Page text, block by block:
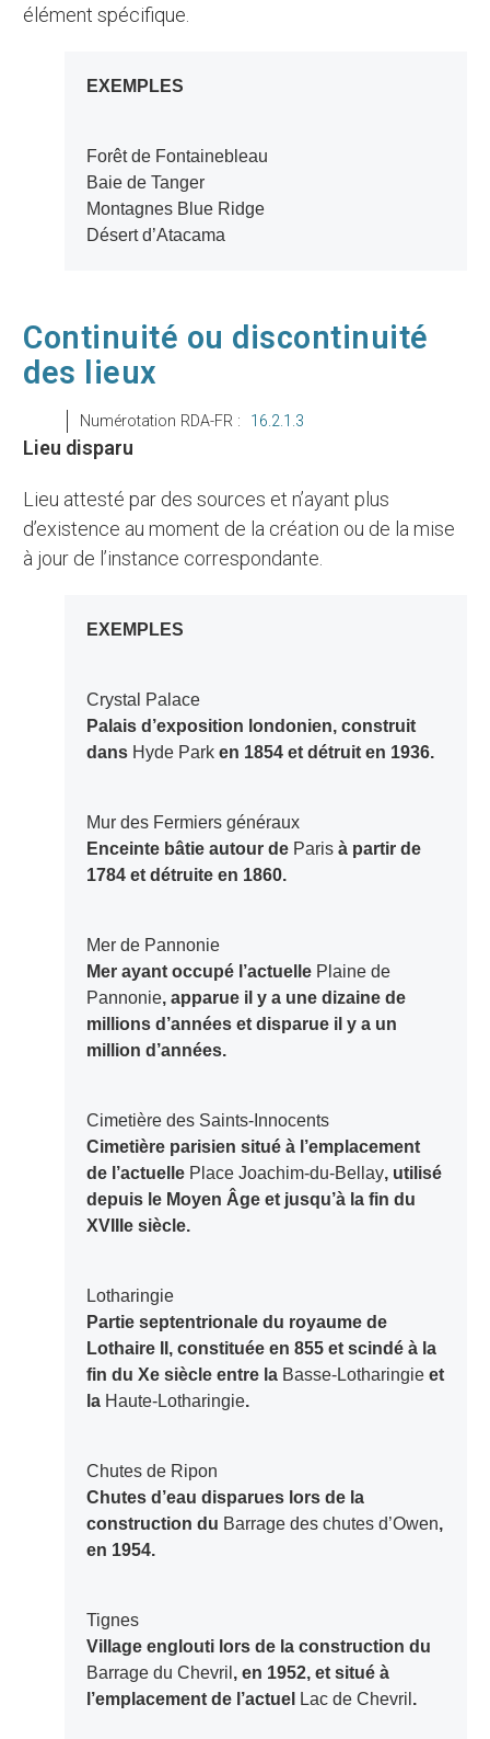
élément spécifique.
EXEMPLES
Forêt de Fontainebleau
Baie de Tanger
Montagnes Blue Ridge
Désert d’Atacama
Continuité ou discontinuité
des lieux
Numérotation RDA-FR : 16.2.1.3
Lieu disparu
Lieu attesté par des sources et n’ayant plus
d’existence au moment de la création ou de la mise
à jour de l’instance correspondante.
EXEMPLES
Crystal Palace
Palais d’exposition londonien, construit
dans Hyde Parken 1854 et détruit en 1936.
Mur des Fermiers généraux
Enceinte bâtie autour de Parisà partir de
1784 et détruite en 1860.
Mer de Pannonie
Mer ayant occupé l’actuelle Plaine de
Pannonie, apparue il y a une dizaine de
millions d’années et disparue il y a un
million d’années.
Cimetière des Saints-Innocents
Cimetière parisien situé à l’emplacement
de l’actuelle Place Joachim-du-Bellay, utilisé
depuis le Moyen Âge et jusqu’à la fin du
XVIIIe siècle.
Lotharingie
Partie septentrionale du royaume de
Lothaire II, constituée en 855 et scindé à la
fin du Xe siècle entre la Basse-Lotharingieet
la Haute-Lotharingie.
Chutes de Ripon
Chutes d’eau disparues lors de la
construction du Barrage des chutes d’Owen,
en 1954.
Tignes
Village englouti lors de la construction du
Barrage du Chevril , en 1952, et situé à
l’emplacement de l’actuel
Lac de Chevril .